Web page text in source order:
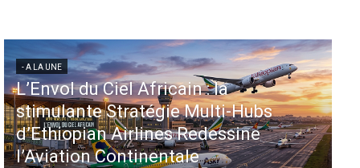
- A LA UNE
Aéroports US : les États-Unis
injectent 870 millions de dollars
dans 339 projets, Los Angeles et
Miami en tête